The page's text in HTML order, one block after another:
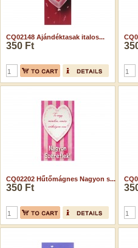
CQ02148 Ajándéktasak italos...
350 Ft
CQ02202 Hűtőmágnes Nagyon s...
350 Ft